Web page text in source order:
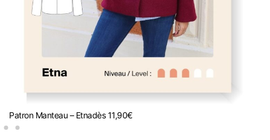
Patron Manteau – Etnadès11,90€